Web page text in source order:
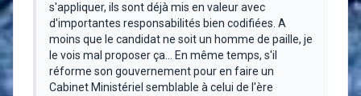
s'appliquer, ils sont déjà mis en valeur avec
d'importantes responsabilités bien codifiées. A
moins que le candidat ne soit un homme de paille, je
le vois mal proposer ça... En même temps, s'il
réforme son gouvernement pour en faire un
Cabinet Ministériel semblable à celui de l'ère